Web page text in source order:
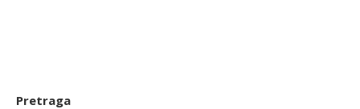
Pretraga